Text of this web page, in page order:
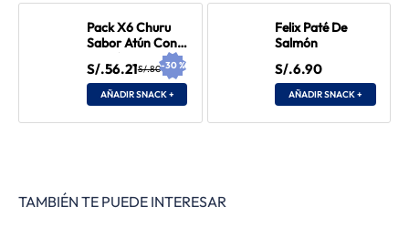
Pack X6 Churu
Sabor Atún Con
Salmón
S/.80.30
S/.56.21 -30%
AÑADIR SNACK +
Felix Paté De
Salmón
S/.6.90
AÑADIR SNACK +
TAMBIÉN TE PUEDE INTERESAR